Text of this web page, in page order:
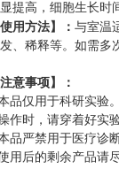
提高，细胞生长时
使用方法】： 与室温
、稀释等。如需多
注意事项】：
品仅用于科研实验
作时，请穿着好实
品严禁用于医疗诊
用后的剩余产品请